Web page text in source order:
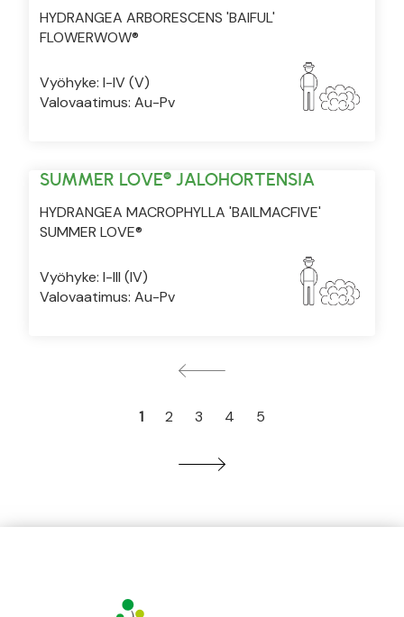
HYDRANGEA ARBORESCENS 'BAIFUL'
FLOWERWOW®
Vyöhyke: I-IV (V)
Valovaatimus: Au-Pv
SUMMER LOVE® JALOHORTENSIA
HYDRANGEA MACROPHYLLA 'BAILMACFIVE'
SUMMER LOVE®
Vyöhyke: I-III (IV)
Valovaatimus: Au-Pv
1 2 3 4 5